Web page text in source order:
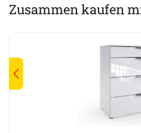
Zusammen kaufen